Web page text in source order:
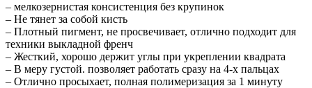
– мелкозернистая консистенция без крупинок
– Не тянет за собой кисть
– Плотный пигмент, не просвечивает, отлично подходит для
техники выкладной френч
– Жесткий, хорошо держит углы при укреплении квадрата
– В меру густой. позволяет работать сразу на 4-х пальцах
– Отлично просыхает, полная полимеризация за 1 минуту